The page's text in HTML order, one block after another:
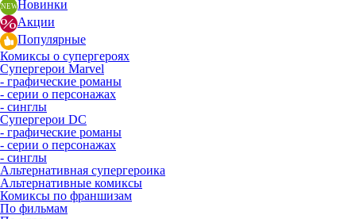
Новинки
Акции
Популярные
Комиксы о супергероях
Супергерои Marvel
- графические романы
- серии о персонажах
- синглы
Супергерои DC
- графические романы
- серии о персонажах
- синглы
Альтернативная супергероика
Альтернативные комиксы
Комиксы по франшизам
По фильмам